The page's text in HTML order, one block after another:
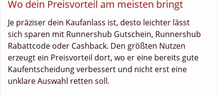
Wo dein Preisvorteil am meisten bringt
Je präziser dein Kaufanlass ist, desto leichter lässt
sich sparen mit Runnershub Gutschein, Runnershub
Rabattcode oder Cashback. Den größten Nutzen
erzeugt ein Preisvorteil dort, wo er eine bereits gute
Kaufentscheidung verbessert und nicht erst eine
unklare Auswahl retten soll.